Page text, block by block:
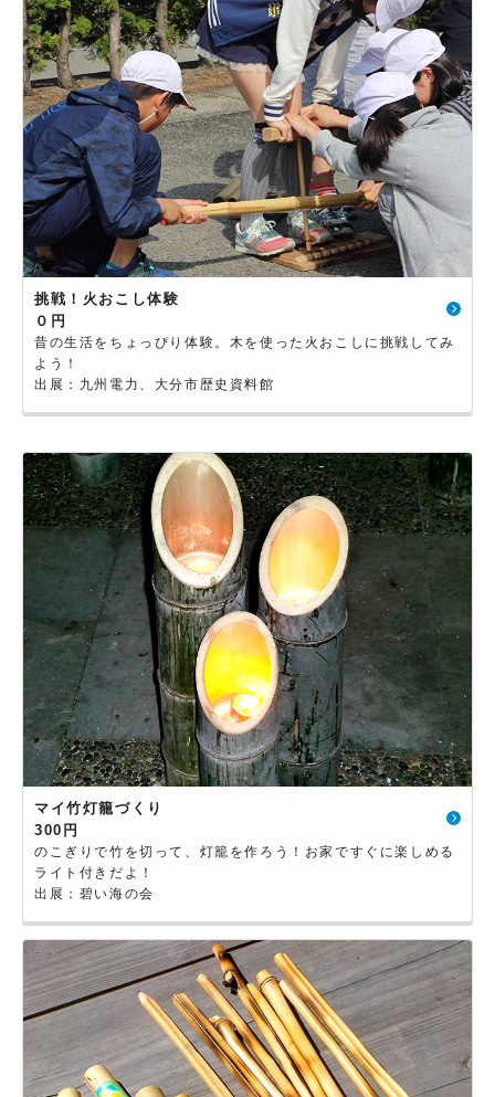
挑戦！火おこし体験
０円
昔の生活をちょっぴり体験。木を使った火おこしに挑戦してみ
よう！
出展：九州電力、大分市歴史資料館
マイ竹灯籠づくり
300円
のこぎりで竹を切って、灯籠を作ろう！お家ですぐに楽しめる
ライト付きだよ！
出展：碧い海の会